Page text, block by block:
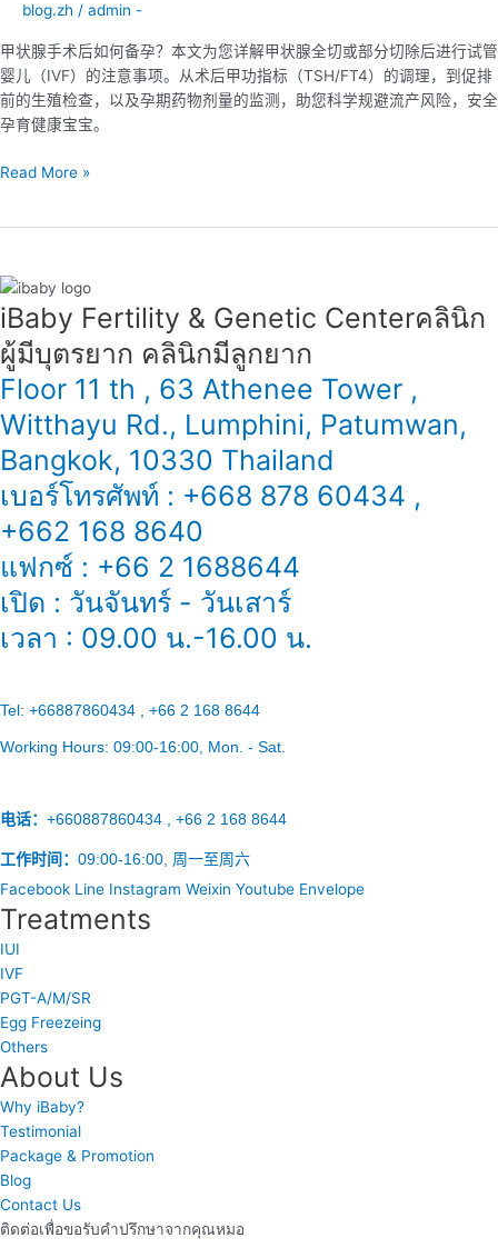
blog.zh / admin -
甲状腺手术后如何备孕？本文为您详解甲状腺全切或部分切除后进行试管
婴儿（IVF）的注意事项。从术后甲功指标（TSH/FT4）的调理，到促排
前的生殖检查，以及孕期药物剂量的监测，助您科学规避流产风险，安全
孕育健康宝宝。
备
孕
与
试
婴
（IVF）
备
南
Read More »
iBaby Fertility & Genetic Center​ คลินิก
ผู้มีบุตรยาก คลินิกมีลูกยาก
Floor 11 th , 63 Athenee Tower ,
Witthayu Rd., Lumphini, Patumwan,
Bangkok, 10330 Thailand
เบอร์โทรศัพท์ : +668 878 60434 ,
+662 168 8640
แฟกซ์ : +66 2 1688644
เปิด : วันจันทร์ - วันเสาร์
เวลา : 09.00 น.-16.00 น.
Tel: +66887860434 , +66 2 168 8644
Working Hours: 09:00-16:00 , Mon. - Sat.
电话： +660887860434 , +66 2 168 8644
工作时间： 09:00-16:00, 周一至周六
Facebook Line Instagram Weixin Youtube Envelope
Treatments
IUI
IVF
PGT-A/M/SR
Egg Freezeing
Others
About Us
Why iBaby?
Testimonial
Package & Promotion
Blog
Contact Us
ติดต่อเพื่อขอรับคำปรึกษาจากคุณหมอ